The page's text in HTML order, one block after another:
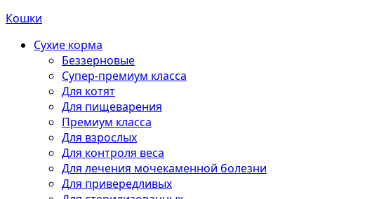
Кошки
Сухие корма
Беззерновые
Супер-премиум класса
Для котят
Для пищеварения
Премиум класса
Для взрослых
Для контроля веса
Для лечения мочекаменной болезни
Для привередливых